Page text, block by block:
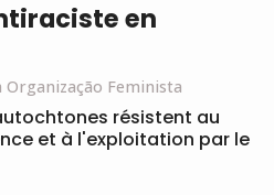
en
Organização Feminista
résistent au
et à l'exploitation par le